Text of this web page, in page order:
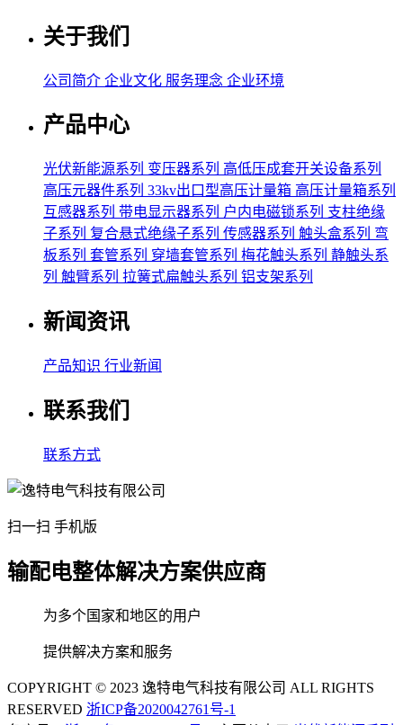
关于我们
公司简介 企业文化 服务理念 企业环境
产品中心
光伏新能源系列 变压器系列 高低压成套开关设备系列
高压元器件系列 33kv出口型高压计量箱 高压计量箱系列
互感器系列 带电显示器系列 户内电磁锁系列 支柱绝缘
子系列 复合悬式绝缘子系列 传感器系列 触头盒系列 弯
板系列 套管系列 穿墙套管系列 梅花触头系列 静触头系
列 触臂系列 拉簧式扁触头系列 铝支架系列
新闻资讯
产品知识 行业新闻
联系我们
联系方式
扫一扫 手机版
输配电整体解决方案供应商
为多个国家和地区的用户
提供解决方案和服务
COPYRIGHT © 2023 逸特电气科技有限公司 ALL RIGHTS
RESERVED 浙ICP备2020042761号-1